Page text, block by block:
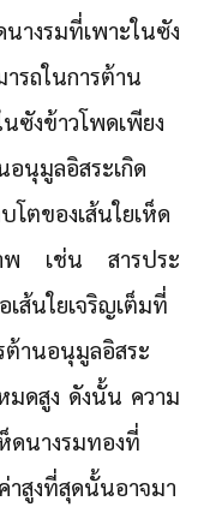
งรมที่เพาะในซัง
รถในการต้าน
ซังข้าวโพดเพียง
อนุมูลอิสระเกิด
โตของเส้นใยเห็ด
าพ เช่น สารประ
ส้นใยเจริญเต็มที่
ต้านอนุมูลอิสระ
ดสูง ดังนั้น ความ
ดนางรมทองที่
าสูงที่สุดนั้นอาจมา